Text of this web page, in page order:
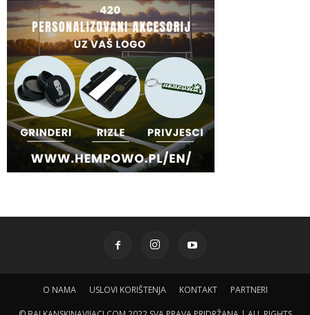
O NAMA USLOVI KORIŠTENJA KONTAKT PARTNERI